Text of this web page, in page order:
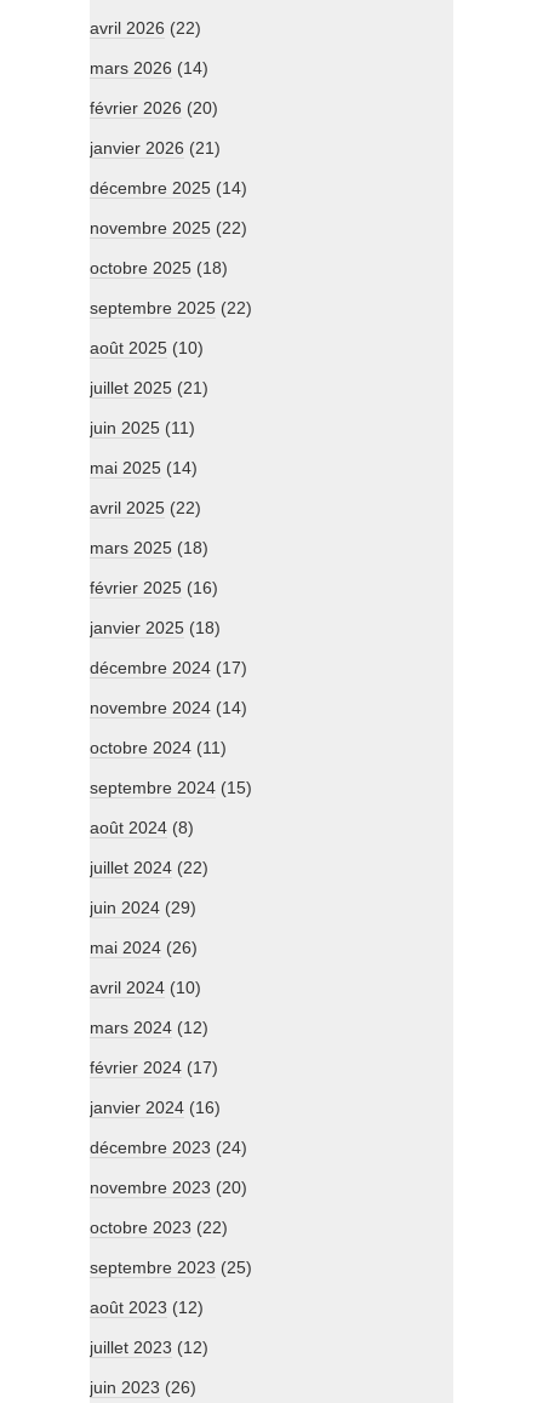
avril 2026 (22)
mars 2026 (14)
février 2026 (20)
janvier 2026 (21)
décembre 2025 (14)
novembre 2025 (22)
octobre 2025 (18)
septembre 2025 (22)
août 2025 (10)
juillet 2025 (21)
juin 2025 (11)
mai 2025 (14)
avril 2025 (22)
mars 2025 (18)
février 2025 (16)
janvier 2025 (18)
décembre 2024 (17)
novembre 2024 (14)
octobre 2024 (11)
septembre 2024 (15)
août 2024 (8)
juillet 2024 (22)
juin 2024 (29)
mai 2024 (26)
avril 2024 (10)
mars 2024 (12)
février 2024 (17)
janvier 2024 (16)
décembre 2023 (24)
novembre 2023 (20)
octobre 2023 (22)
septembre 2023 (25)
août 2023 (12)
juillet 2023 (12)
juin 2023 (26)